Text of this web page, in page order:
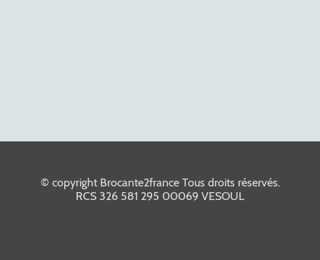
© copyright Brocante2france Tous droits réservés.
RCS 326 581 295 00069 VESOUL